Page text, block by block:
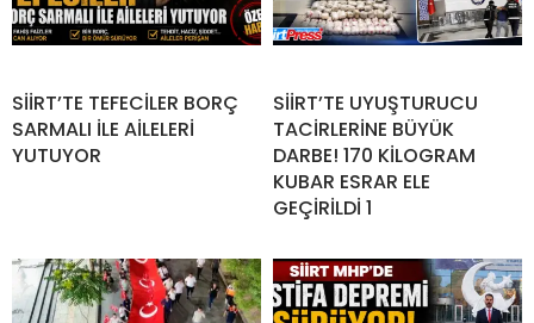
SİİRT’TE TEFECİLER BORÇ
SARMALI İLE AİLELERİ
YUTUYOR
SİİRT’TE UYUŞTURUCU
TACİRLERİNE BÜYÜK
DARBE! 170 KİLOGRAM
KUBAR ESRAR ELE
GEÇİRİLDİ 1